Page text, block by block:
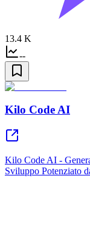
13.4 K
--
Kilo Code AI
Kilo Code AI -
Sviluppo Potenziato